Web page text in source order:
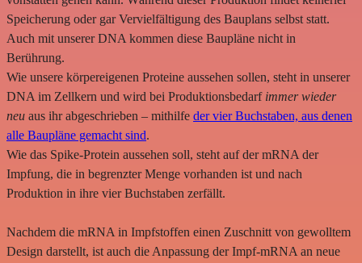
Speicherung oder gar Vervielfältigung des Bauplans selbst statt.
Auch mit unserer DNA kommen diese Baupläne nicht in
Berührung.
Wie unsere körpereigenen Proteine aussehen sollen, steht in unserer
DNA im Zellkern und wird bei Produktionsbedarf immer wieder
neu aus ihr abgeschrieben – mithilfe der vier Buchstaben, aus denen
alle Baupläne gemacht sind.
Wie das Spike-Protein aussehen soll, steht auf der mRNA der
Impfung, die in begrenzter Menge vorhanden ist und nach
Produktion in ihre vier Buchstaben zerfällt.
Nachdem die mRNA in Impfstoffen einen Zuschnitt von gewolltem
Design darstellt, ist auch die Anpassung der Impf-mRNA an neue